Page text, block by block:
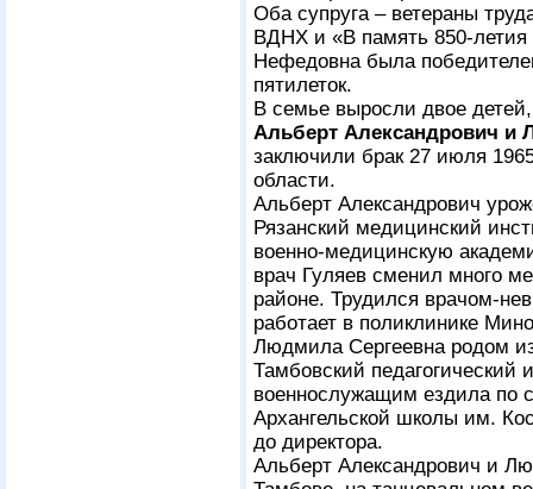
Оба супруга – ветераны
ВДНХ и «В память 850-
Нефедовна была
пятилеток.
В семье выросли двое
Альберт Александрович и
заключили брак 27 июля
области.
Альберт Александрович
Рязанский медицинский
военно-медицинскую
врач Гуляев сменил много
районе. Трудился врачом-
работает в поликлинике
Людмила Сергеевна родом
Тамбовский
военнослужащим ездила по
Архангельской школы им.
до директора.
Альберт Александрович и